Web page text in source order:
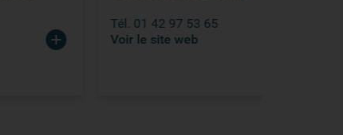
Tél. 01 42 97 53 65
Voir le site web